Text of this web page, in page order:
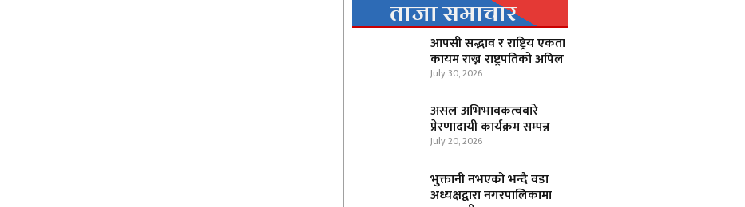
ताजा समाचार
आपसी सद्भाव र राष्ट्रिय एकता
कायम राख्न राष्ट्रपतिको अपिल
July 30, 2026
असल अभिभावकत्वबारे
प्रेरणादायी कार्यक्रम सम्पन्न
July 20, 2026
भुक्तानी नभएको भन्दै वडा
अध्यक्षद्वारा नगरपालिकामा